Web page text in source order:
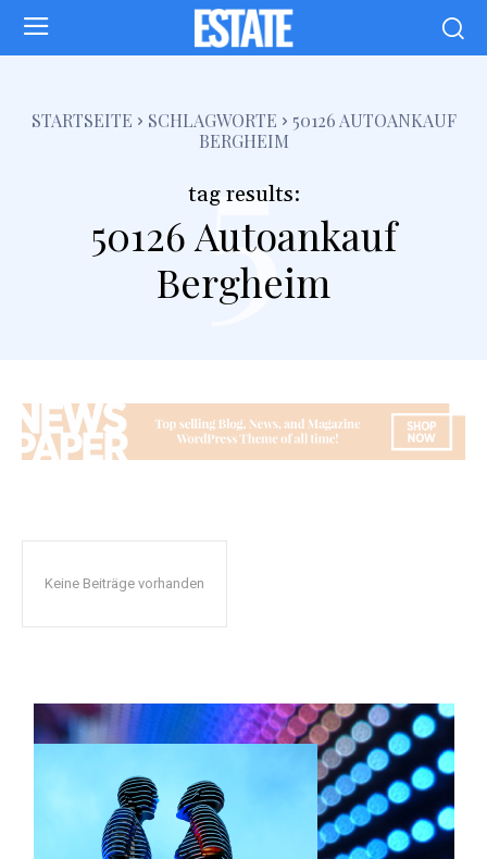
STARTSEITE SCHLAGWORTE
50126 AUTOANKAUF
BERGHEIM
tag results:
50126 Autoankauf
Bergheim
5
Keine Beiträge vorhanden